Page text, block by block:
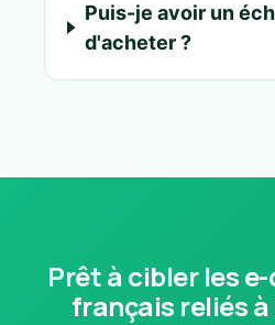
Puis-je avoir un
d'acheter ?
Prêt à cibler les
français reliés à